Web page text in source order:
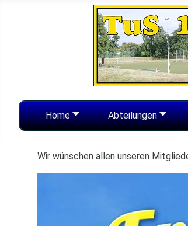
Home Abteilungen
Wir wünschen allen unseren